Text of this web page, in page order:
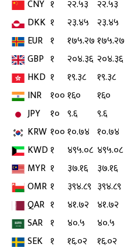
CNY १ २२.५३
२२.५३
DKK १ २३.४५ २३.४५
EUR १ १७५.२७१७५.२७
GBP १ २०४.३६ २०४.३६
HKD १ १९.३८
१९.३८
INR १००१६०
१६०
JPY
१० ९.६
९.६
KRW १००१०.७४ १०.७४
KWD१ ४९५.०८ ४९५.०८
MYR १ ३७.१६
३७.१६
OMR १ ३९४.८९ ३९४.८९
QAR १ ४१.७२ ४१.७२
SAR १ ४०.५
४०.५
SEK १ १६.०२
१६.०२